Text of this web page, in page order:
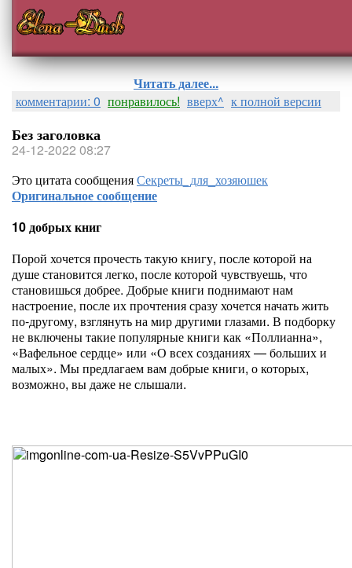
Читать далее...
комментарии: 0 понравилось! вверх^ к полной версии
Без заголовка
24-12-2022 08:27
Это цитата сообщенияСекреты_для_хозяюшек
Оригинальное сообщение
10 добрых книг
Порой хочется прочесть такую книгу, после которой на
душе становится легко, после которой чувствуешь, что
становишься добрее. Добрые книги поднимают нам
настроение, после их прочтения сразу хочется начать жить
по-другому, взглянуть на мир другими глазами. В подборку
не включены такие популярные книги как «Поллианна»,
«Вафельное сердце» или «О всех созданиях — больших и
малых». Мы предлагаем вам добрые книги, о которых,
возможно, вы даже не слышали.